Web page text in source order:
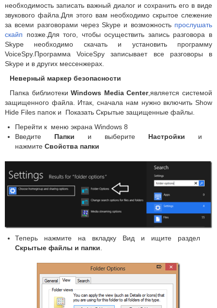
необходимость записать важный диалог и сохранить его в виде
звукового файла.Для этого вам необходимо скрытое слежение
за всеми разговорами через Skype и возможность прослушать
скайп позже.Для того, чтобы осуществить запись разговора в
Skype необходимо скачать и установить программу
VoiceSpy.Программа VoiceSpy записывает все разговоры в
Skype и в других мессенжерах.
Неверный маркер безопасности
Папка библиотекиWindows Media Center,является системой
защищенного файла. Итак, сначала нам нужно включить Show
Hide Files папок и Показать Скрытые защищенные файлы.
Перейти к меню экрана Windows 8
Введите Папки и выберите Настройки и
нажмите Свойства папки
Теперь нажмите на вкладку Вид и ищите раздел
Скрытые файлы и папки